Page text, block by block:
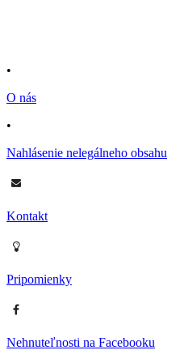
•
O nás
•
Nahlásenie nelegálneho obsahu
Kontakt
Pripomienky
Nehnuteľnosti na Facebooku